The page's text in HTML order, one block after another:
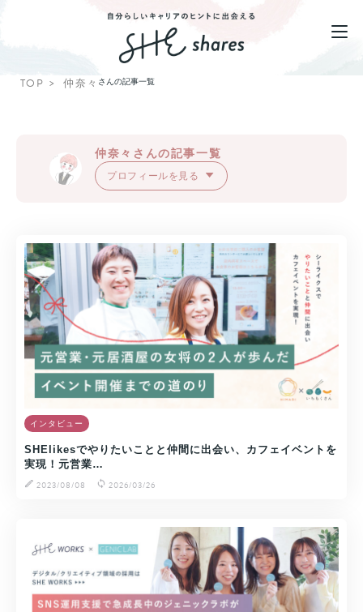
TOP 仲奈々 さんの記事一覧
仲奈々さんの記事一覧
プロフィールを見る
インタビュー
SHElikesでやりたいことと仲間に出会い、カフェイベントを
実現！元営業…
2023/08/08
2026/03/26